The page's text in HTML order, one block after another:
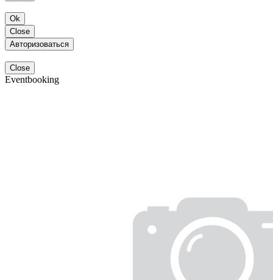
Ok
Close
Авторизоваться
Close
Eventbooking